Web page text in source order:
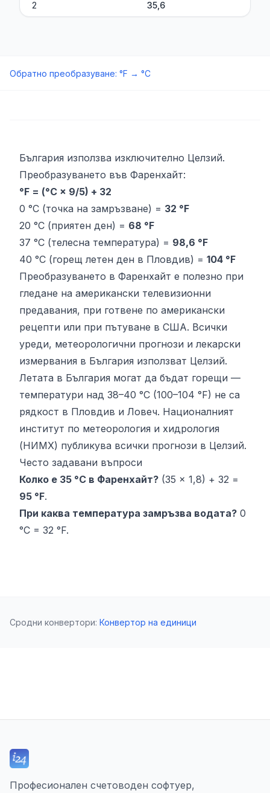
2 35,6
Обратно преобразуване: °F → °C
България използва изключително Целзий.
Преобразуването във Фаренхайт:
°F = (°C × 9/5) + 32
0 °C (точка на замръзване) = 32 °F
20 °C (приятен ден) = 68 °F
37 °C (телесна температура) = 98,6 °F
40 °C (горещ летен ден в Пловдив) = 104 °F
Преобразуването в Фаренхайт е полезно при
гледане на американски телевизионни
предавания, при готвене по американски
рецепти или при пътуване в США. Всички
уреди, метеорологични прогнози и лекарски
измервания в България използват Целзий.
Летата в България могат да бъдат горещи —
температури над 38–40 °C (100–104 °F) не са
рядкост в Пловдив и Ловеч. Националният
институт по метеорология и хидрология
(НИМХ) публикува всички прогнози в Целзий.
Често задавани въпроси
Колко е 35 °C в Фаренхайт? (35 × 1,8) + 32 =
95 °F.
При каква температура замръзва водата? 0
°C = 32 °F.
Сродни конвертори: Конвертор на единици
Професионален счетоводен софтуер,